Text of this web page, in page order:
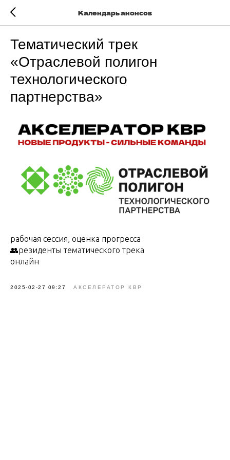
Календарь анонсов
Тематический трек
«Отраслевой полигон
технологического
партнерства»
рабочая сессия, оценка прогресса
👥резиденты тематического трека
онлайн
2025-02-27 09:27 АКСЕЛЕРАТОР КВР